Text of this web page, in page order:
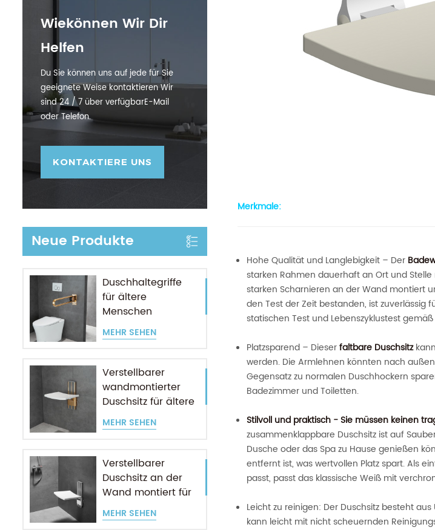
Wiekönnen Wir Dir
Helfen
Du Sie können uns auf jede für Sie
geeignete Weise kontaktieren Wir
sind 24 / 7 über verfügbarE-Mail
oder Telefon.
KONTAKTIERE UNS
Neue Produkte
Duschhaltegriffe
für ältere
Menschen
MEHR SEHEN
Verstellbarer
wandmontierter
Duschsitz für ältere
Menschen
MEHR SEHEN
Verstellbarer
Duschsitz an der
Wand montiert für
ältere Menschen
MEHR SEHEN
Merkmale:
Hohe Qualität und Langlebigkeit – Der
starken Rahmen dauerhaft an Ort und
starken Scharnieren an der Wand montiert
den Test der Zeit bestanden, ist zuverlässig
statischen Test und Lebenszyklustest gemäß
Platzsparend – Dieserfaltbare Duschsitz
werden. Die Armlehnen könnten nach
Gegensatz zu normalen Duschhockern
Badezimmer und Toiletten.
Stilvoll und praktisch - Sie müssen keinen
zusammenklappbare Duschsitz ist auf
Dusche oder das Spa zu Hause genießen
entfernt ist, was wertvollen Platz spart. Als
passt, passt das klassische Weiß mit
Leicht zu reinigen: Der Duschsitz besteht
kann leicht mit nicht scheuernden